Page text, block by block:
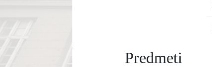
Predmeti